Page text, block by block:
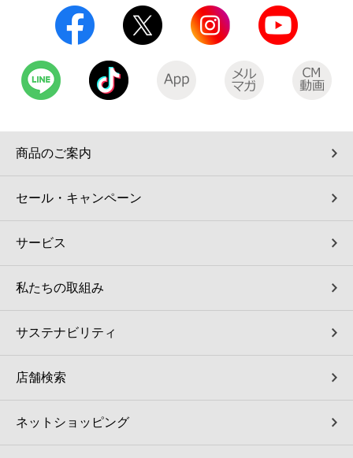
自転車シェアリング（店舗限定）
モバイルバッテリーシェアリング（店舗限定）
モバイルWi-Fiバッテリーシェアリング（店舗限定）
荷物預かりサービス「ecbocloakエクボクローク」（店舗限定）
パウダースペース ラブン（店舗限定）
ソフトバンクギフト
セブン-イレブンの歴史
商品のご案内
セール・キャンペーン
サービス
私たちの取組み
サステナビリティ
店舗検索
ネットショッピング